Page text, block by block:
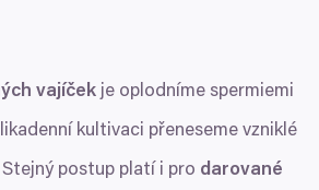
vajíček je oplodníme spermiemi
kultivaci přeneseme vzniklé
postup platí i pro darované